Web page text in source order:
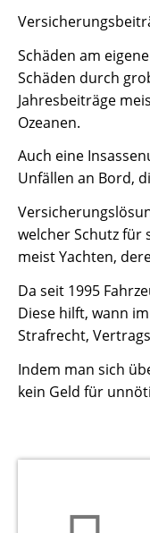
Schäden am
Schäden durch
Jahresbeiträge
Ozeanen.
Auch eine
Unfällen an Bord,
welcher Schutz für
meist Yachten,
Da seit 1995
Diese hilft, wann
Strafrecht,
Indem man sich
kein Geld für